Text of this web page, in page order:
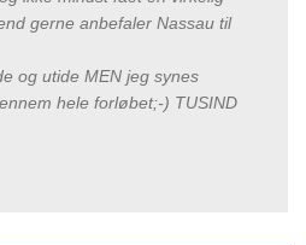
gerne anbefaler Nassau til
og utide MEN jeg synes
hele forløbet;-) TUSIND